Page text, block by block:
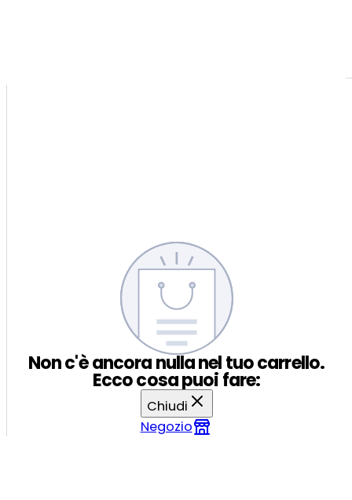
Non c'è ancora nulla nel tuo carrello.
Ecco cosa puoi fare:
Chiudi
Negozio